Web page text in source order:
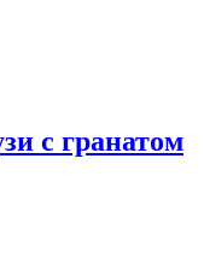
с гранатом